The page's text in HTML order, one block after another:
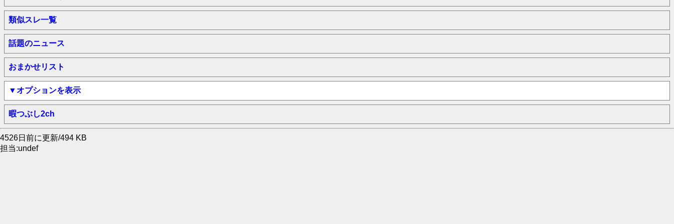
類似スレ一覧
話題のニュース
おまかせリスト
▼オプションを表示
暇つぶし2ch
4526日前に更新/494 KB
担当:undef